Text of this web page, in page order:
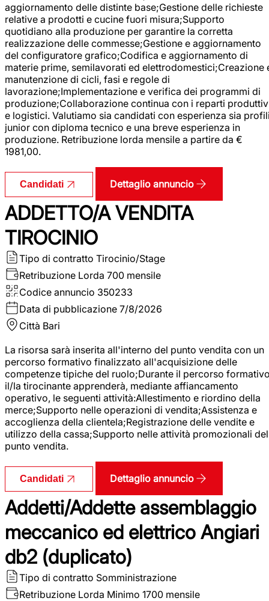
aggiornamento delle distinte base;Gestione delle richieste
relative a prodotti e cucine fuori misura;Supporto
quotidiano alla produzione per garantire la corretta
realizzazione delle commesse;Gestione e aggiornamento
del configuratore grafico;Codifica e aggiornamento di
materie prime, semilavorati ed elettrodomestici;Creazione
manutenzione di cicli, fasi e regole di
lavorazione;Implementazione e verifica dei programmi di
produzione;Collaborazione continua con i reparti
e logistici. Valutiamo sia candidati con esperienza sia
junior con diploma tecnico e una breve esperienza in
produzione. Retribuzione lorda mensile a partire da €
1981,00.
Candidati Dettaglio annuncio
ADDETTO/A VENDITA
TIROCINIO
Tipo di contratto Tirocinio/Stage
Retribuzione Lorda 700 mensile
Codice annuncio 350233
Data di pubblicazione 7/8/2026
Città Bari
La risorsa sarà inserita all'interno del punto vendita con un
percorso formativo finalizzato all'acquisizione delle
competenze tipiche del ruolo;Durante il percorso
il/la tirocinante apprenderà, mediante affiancamento
operativo, le seguenti attività:Allestimento e riordino della
merce;Supporto nelle operazioni di vendita;Assistenza e
accoglienza della clientela;Registrazione delle vendite e
utilizzo della cassa;Supporto nelle attività promozionali del
punto vendita.
Candidati Dettaglio annuncio
Addetti/Addette assemblaggio
meccanico ed elettrico Angiari
db2 (duplicato)
Tipo di contratto Somministrazione
Retribuzione Lorda Minimo 1700 mensile